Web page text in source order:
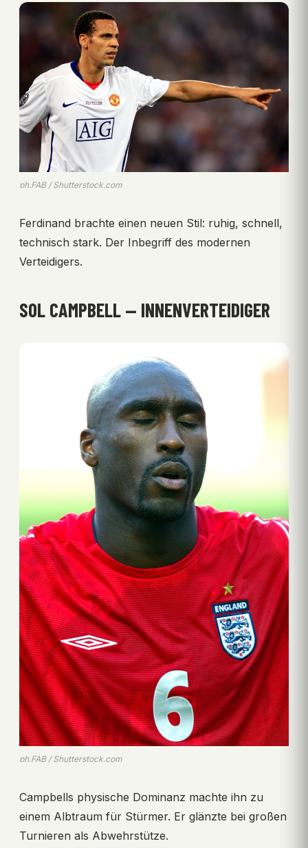
ph.FAB / Shutterstock.com
Ferdinand brachte einen neuen Stil: ruhig, schnell,
technisch stark. Der Inbegriff des modernen
Verteidigers.
SOL CAMPBELL — INNENVERTEIDIGER
ph.FAB / Shutterstock.com
Campbells physische Dominanz machte ihn zu
einem Albtraum für Stürmer. Er glänzte bei großen
Turnieren als Abwehrstütze.